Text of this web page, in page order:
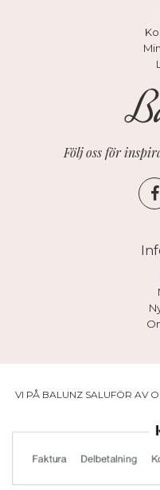
Följ oss för
VI PÅ BALUNZ SALUFÖR AV